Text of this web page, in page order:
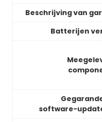
Beschrijving van
Batterijen
software-